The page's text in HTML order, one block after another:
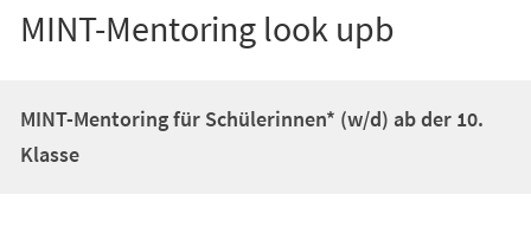
MINT-Mentoring look upb
MINT-Mentoring für Schülerinnen* (w/d) ab der 10.
Klasse